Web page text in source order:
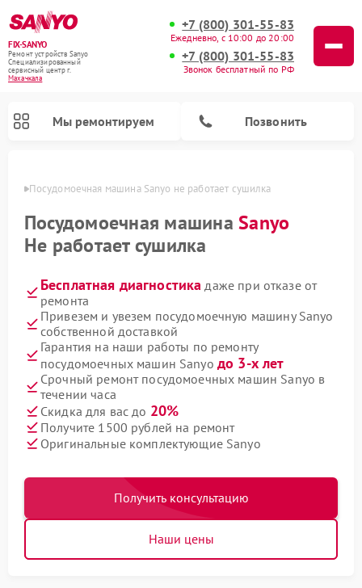
FIX-SANYO
Ремонт устройств Sanyo
Специализированный
cервисный центр г.
Махачкала
+7 (800) 301-55-83
Ежедневно, с 10:00 до 20:00
+7 (800) 301-55-83
Звонок бесплатный по РФ
Мы ремонтируем Позвонить
Посудомоечная машина Sanyo не работает сушилка
Посудомоечная машинаSanyo
Не работает сушилка
Бесплатная диагностика даже при отказе от
ремонта
Привезем и увезем посудомоечную машину Sanyo
собственной доставкой
Гарантия на наши работы по ремонту
посудомоечных машин Sanyo до 3-х лет
Срочный ремонт посудомоечных машин Sanyo в
течении часа
Скидка для вас до 20%
Получите 1500 рублей на ремонт
Оригинальные комплектующие Sanyo
Получить консультацию
Наши цены